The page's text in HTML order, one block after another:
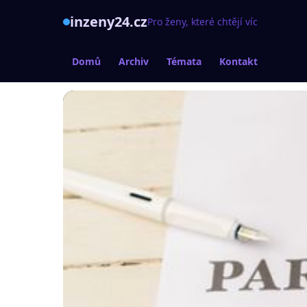
inzeny24.czPro ženy, které chtějí víc
Domů Archiv Témata Kontakt